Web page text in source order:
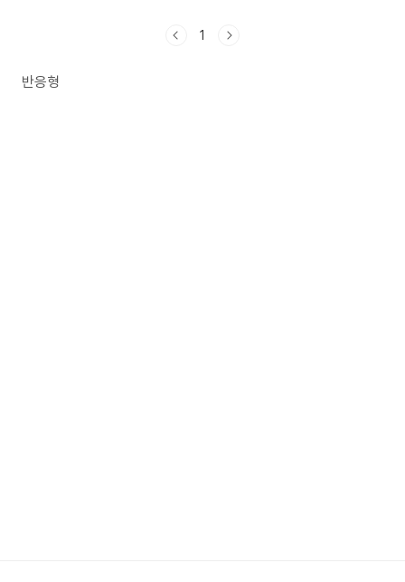
니다. 2. 오늘의 팁 퀴즈 문제: 기준금리는 한국은행이 결정한다?정답: ✅ O해
국제 금융 상황 등을 종합적으로 고려해 분기별로 결정됩니다. 3. 토스 신용 깜
1
반응형